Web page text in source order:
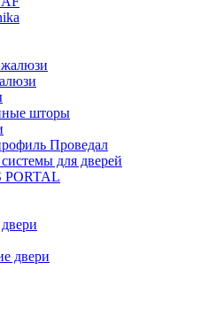
жалюзи
шторы
Проведал
для дверей
двери